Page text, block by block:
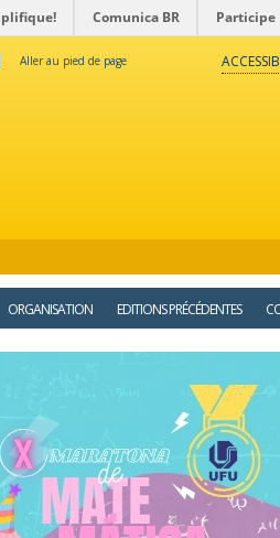
Comunica BR Participe
Aller au pied de page
ORGANISATION EDITIONS PRÉCÉDENTES